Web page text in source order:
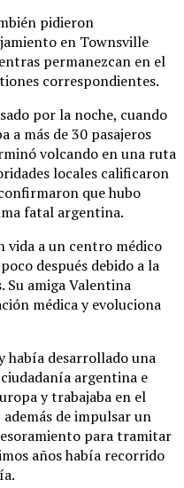
pidieron
en Townsville
permanezcan en el
correspondientes.
por la noche, cuando
más de 30 pasajeros
volcando en una ruta
locales calificaron
que hubo
fatal argentina.
vida a un centro médico
después debido a la
Su amiga Valentina
médica y evoluciona
había desarrollado una
argentina e
y trabajaba en el
de impulsar un
para tramitar
años había recorrido